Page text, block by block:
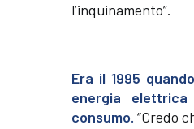
l’inquinamento”.
Era il 1995
energia
consumo. “Credo